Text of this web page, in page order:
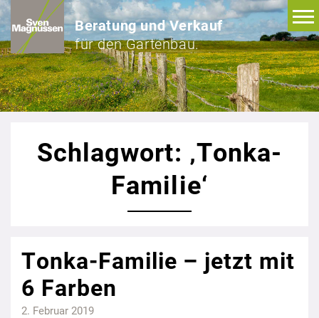
Beratung und Verkauf
für den Gartenbau.
Schlagwort: ‚Tonka-
Familie‘
Tonka-Familie – jetzt mit
6 Farben
2. Februar 2019